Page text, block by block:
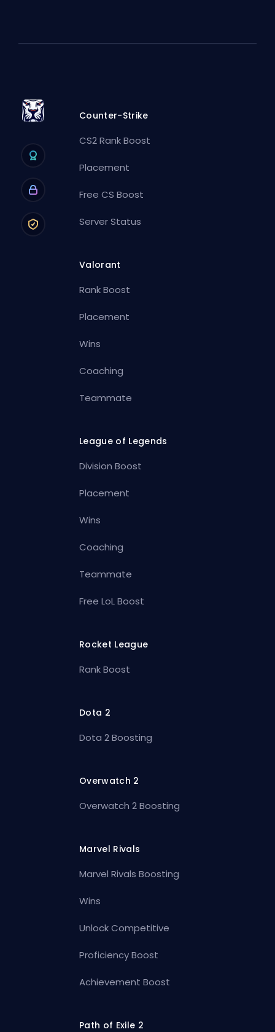
Counter-Strike
CS2 Rank Boost
Placement
Free CS Boost
Server Status
Valorant
Rank Boost
Placement
Wins
Coaching
Teammate
League of Legends
Division Boost
Placement
Wins
Coaching
Teammate
Free LoL Boost
Rocket League
Rank Boost
Dota 2
Dota 2 Boosting
Overwatch 2
Overwatch 2 Boosting
Marvel Rivals
Marvel Rivals Boosting
Wins
Unlock Competitive
Proficiency Boost
Achievement Boost
Path of Exile 2